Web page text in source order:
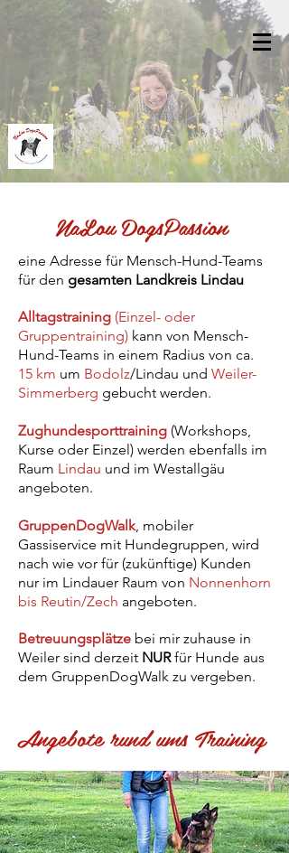
NaLou DogsPassion
eine Adresse für Mensch-Hund-Teams
für den gesamten Landkreis Lindau
Alltagstraining (Einzel- oder
Gruppentraining) kann von Mensch-
Hund-Teams in einem Radius von ca.
15 km um Bodolz/Lindau und Weiler-
Simmerberg gebucht werden.
Zughundesporttraining (Workshops,
Kurse oder Einzel) werden ebenfalls im
Raum Lindau und im Westallgäu
angeboten.
GruppenDogWalk, mobiler
Gassiservice mit Hundegruppen, wird
nach wie vor für (zukünftige) Kunden
nur im Lindauer Raum von Nonnenhorn
bis Reutin/Zech angeboten.
Betreuungsplätze bei mir zuhause in
Weiler sind derzeit NURfür Hunde aus
dem GruppenDogWalk zu vergeben.​
Angebote rund ums Training